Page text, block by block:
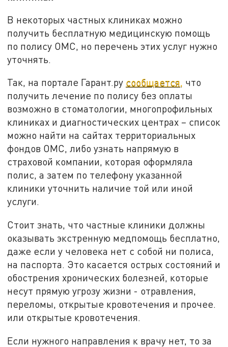
В некоторых частных клиниках можно
получить бесплатную медицинскую помощь
по полису ОМС, но перечень этих услуг нужно
уточнять.
Так, на портале Гарант.ру сообщается, что
получить лечение по полису без оплаты
возможно в стоматологии, многопрофильных
клиниках и диагностических центрах – список
можно найти на сайтах территориальных
фондов ОМС, либо узнать напрямую в
страховой компании, которая оформляла
полис, а затем по телефону указанной
клиники уточнить наличие той или иной
услуги.
Стоит знать, что частные клиники должны
оказывать экстренную медпомощь бесплатно,
даже если у человека нет с собой ни полиса,
на паспорта. Это касается острых состояний и
обострения хронических болезней, которые
несут прямую угрозу жизни - отравления,
переломы, открытые кровотечения и прочее.
или открытые кровотечения.
Если нужного направления к врачу нет, то за